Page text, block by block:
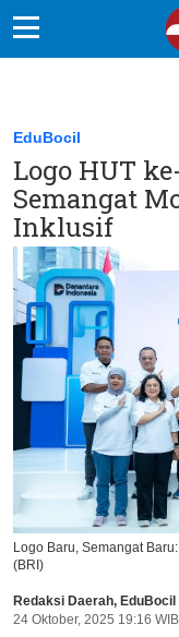
Sekolah Kita
Vokasi
Kampus
Idea
Sains
EduDana
EduBocil
Logo HUT
Semangat
Inklusif
Logo Baru, Semangat
(BRI)
Redaksi Daerah, EduBocil
24 Oktober, 2025 19:16 WIB